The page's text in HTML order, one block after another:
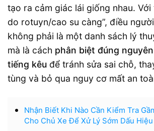
tạo ra cảm giác lái giống nhau. Với
do rotuyn/cao su càng”, điều
không phải là một danh sách lý
mà là cách phân biệt đúng
tiếng kêu để tránh sửa sai chỗ,
tùng và bỏ qua nguy cơ mất an
Nhận Biết Khi Nào Cần Kiểm Tra
Cho Chủ Xe Để Xử Lý Sớm Dấu